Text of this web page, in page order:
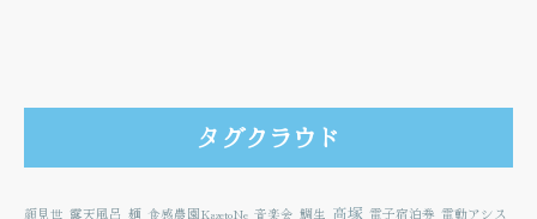
タグクラウド
顔見世 露天風呂 麺 食感農園KazetoNe 音楽会 鯛生 高塚 電子宿泊券 電動アシス